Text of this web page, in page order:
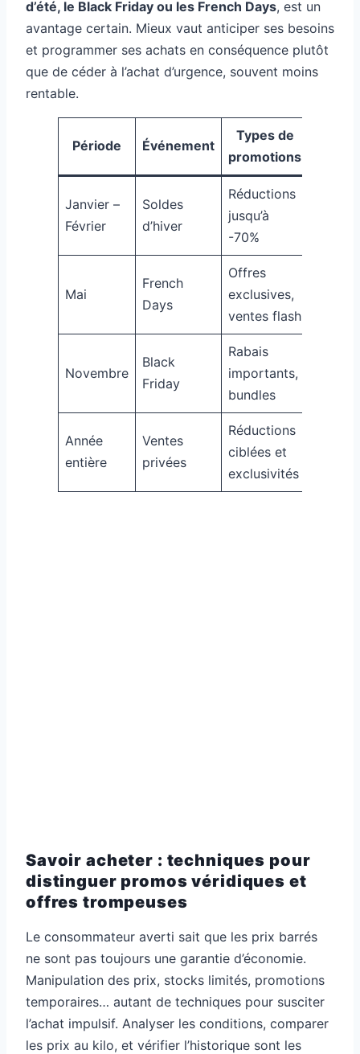
d’été, le Black Friday ou les French Days, est un
avantage certain. Mieux vaut anticiper ses besoins
et programmer ses achats en conséquence plutôt
que de céder à l’achat d’urgence, souvent moins
rentable.
Période Événement
Types de
promotions
Janvier –
Février
Soldes
d’hiver
Réductions
jusqu’à
-70%
Mai
French
Days
Offres
exclusives,
ventes flash
Novembre
Black
Friday
Rabais
importants,
bundles
Année
entière
Ventes
privées
Réductions
ciblées et
exclusivités
Savoir acheter : techniques pour
distinguer promos véridiques et
offres trompeuses
Le consommateur averti sait que les prix barrés
ne sont pas toujours une garantie d’économie.
Manipulation des prix, stocks limités, promotions
temporaires… autant de techniques pour susciter
l’achat impulsif. Analyser les conditions, comparer
les prix au kilo, et vérifier l’historique sont les